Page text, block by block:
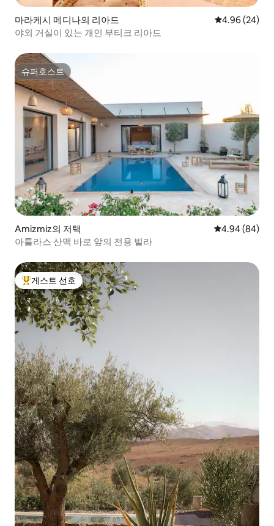
마라케시 메디나의 리아드 평점 4.96점(5
4.96 (24)
야외 거실이 있는 개인 부티크 리아드
슈퍼호스트
슈퍼호스트
Amizmiz의 저택 평점 4.94점(5
4.94 (84)
아틀라스 산맥 바로 앞의 전용 빌라
상위 게스트 선호
게스트 선호